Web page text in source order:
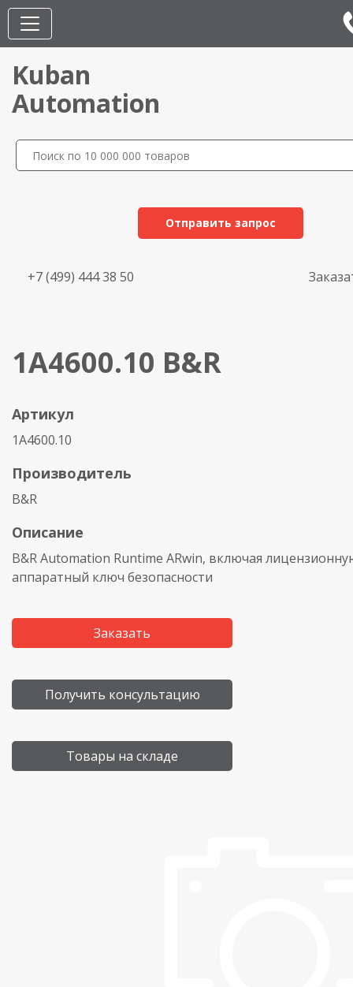
Kuban
Automation
Отправить запрос
+7 (499) 444 38 50
1A4600.10 B&R
Артикул
1A4600.10
Производитель
B&R
Описание
B&R Automation Runtime ARwin, включая
аппаратный ключ безопасности
Заказать
Получить консультацию
Товары на складе